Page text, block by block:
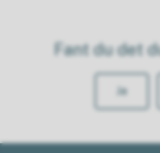
Fant du det
Ja